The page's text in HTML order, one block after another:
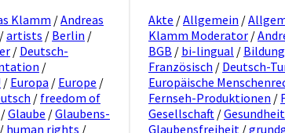
Klamm /Andreas
/artists / Berlin /
/ Deutsch-
/
/ Europa / Europe /
/ freedom of
/Glaube /Glaubens-
/ human rights /
Akte /Allgemein /
Klamm Moderator /
BGB / bi-lingual / Bildung
Französisch / Deutsch-
Europäische
Fernseh-Produktionen /
Gesellschaft /Gesundheit
Glaubensfreiheit /